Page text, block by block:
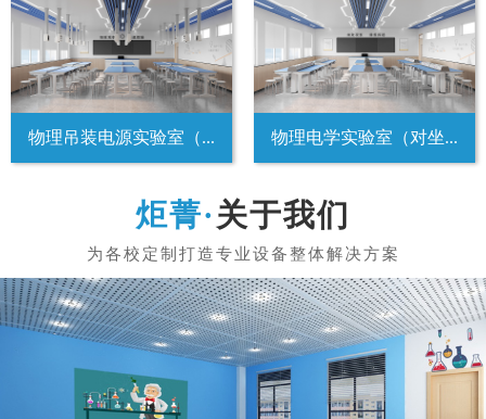
物理吊装电源实验室（... 物理电学实验室（对坐...
关于我们